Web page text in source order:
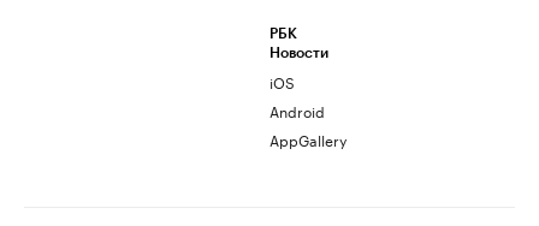
РБК
Новости
iOS
Android
AppGallery